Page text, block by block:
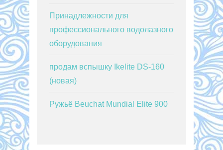
Принадлежности для
профессионального водолазного
оборудования
продам вспышку Ikelite DS-160
(новая)
Ружьё Beuchat Mundial Elite 900